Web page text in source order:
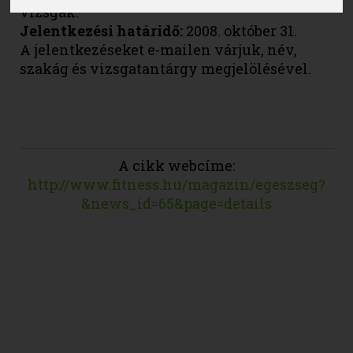
vizsgák.
Jelentkezési határidő: 2008. október 31.
A jelentkezéseket e-mailen várjuk, név,
szakág és vizsgatantárgy megjelölésével.
A cikk webcíme:
http://www.fitness.hu/magazin/egeszseg?
&news_id=65&page=details